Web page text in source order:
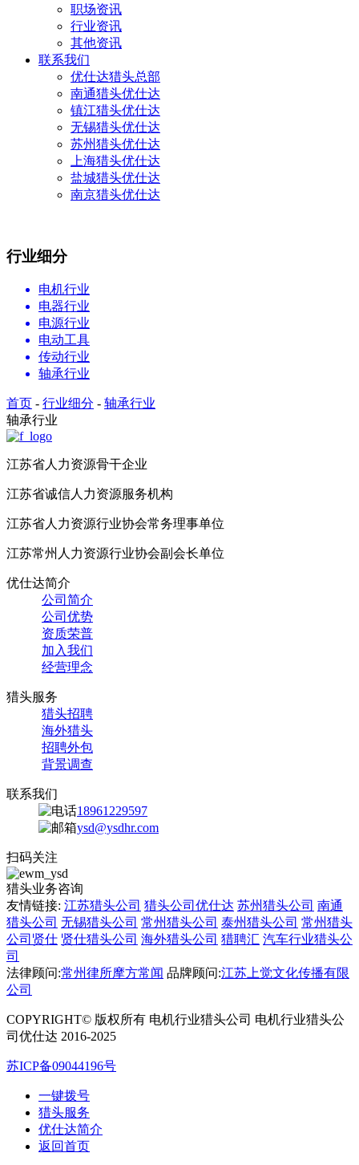
职场资讯
行业资讯
其他资讯
联系我们
优仕达猎头总部
南通猎头优仕达
镇江猎头优仕达
无锡猎头优仕达
苏州猎头优仕达
上海猎头优仕达
盐城猎头优仕达
南京猎头优仕达
行业细分
电机行业
电器行业
电源行业
电动工具
传动行业
轴承行业
首页 - 行业细分 - 轴承行业
轴承行业
江苏省人力资源骨干企业
江苏省诚信人力资源服务机构
江苏省人力资源行业协会常务理事单位
江苏常州人力资源行业协会副会长单位
优仕达简介
公司简介
公司优势
资质荣普
加入我们
经营理念
猎头服务
猎头招聘
海外猎头
招聘外包
背景调查
联系我们
18961229597
ysd@ysdhr.com
扫码关注
猎头业务咨询
友情链接: 江苏猎头公司 猎头公司优仕达 苏州猎头公司 南通
猎头公司 无锡猎头公司 常州猎头公司 泰州猎头公司 常州猎头
公司贤仕 贤仕猎头公司 海外猎头公司 猎聘汇 汽车行业猎头公
司
法律顾问:常州律所摩方常闻 品牌顾问:江苏上觉文化传播有限
公司
COPYRIGHT© 版权所有 电机行业猎头公司 电机行业猎头公
司优仕达 2016-2025
苏ICP备09044196号
一键拨号
猎头服务
优仕达简介
返回首页